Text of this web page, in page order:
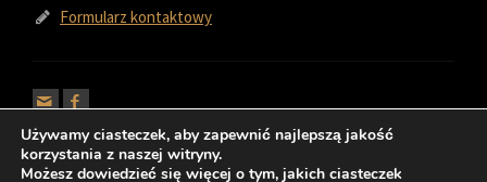
Formularz kontaktowy
Używamy ciasteczek, aby zapewnić najlepszą jakość
korzystania z naszej witryny.
Możesz dowiedzieć się więcej o tym, jakich ciasteczek